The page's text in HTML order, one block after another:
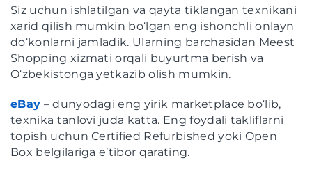
Siz uchun ishlatilgan va qayta tiklangan texnikani
xarid qilish mumkin bo‘lgan eng ishonchli onlayn
do‘konlarni jamladik. Ularning barchasidan Meest
Shopping xizmati orqali buyurtma berish va
O‘zbekistonga yetkazib olish mumkin.
eBay – dunyodagi eng yirik marketplace bo‘lib,
texnika tanlovi juda katta. Eng foydali takliflarni
topish uchun Certified Refurbished yoki Open
Box belgilariga e’tibor qarating.